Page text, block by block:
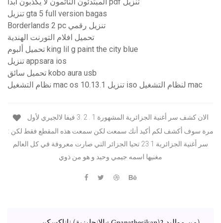
المبتدئون النائمون لا يكذبون أبدا pdf تنزيل
تنزيل gta 5 full version bagas
Borderlands 2 pc تنزيل رقمي
تحميل افلام التورنت الهندية
تحميل ألبوم king lil g paint the city blue
تنزيل appsara ios
تحميل سائق kobo aura usb
نظام التشغيل mac os 10.13.1 تنزيل iso لنظام التشغيل mac
مرة سوف أكشف لكم أكيد أنك سمعت لكن سمعت هذه المقطع فقط لكن :
سر أغنية الجزائرية 1 23 تحيا الجزائر التي صارت معروفة في كل العالم
مغنيها اسمه جيمي وحيد و هو من ذوي